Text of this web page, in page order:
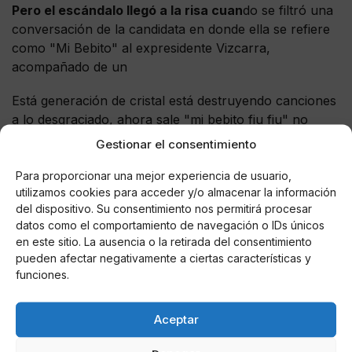
Gestionar el consentimiento
Para proporcionar una mejor experiencia de usuario,
utilizamos cookies para acceder y/o almacenar la información
del dispositivo. Su consentimiento nos permitirá procesar
datos como el comportamiento de navegación o IDs únicos
en este sitio. La ausencia o la retirada del consentimiento
pueden afectar negativamente a ciertas características y
funciones.
Aceptar
Pero el escándalo llegó a la risa cuando se filtró una
conversación de la candidata en donde ella se refiere
como "Mi Bebito" al expresidente Vizcarra,
acompañado de un
Está generación de cristal está destruyendo canciones
a lo desgraciado, ahora sale "mi bebito fiu fiu" no
pude escuchar mas de 15 segundos ése pedazo de
Nunca los perdones Dido!!!
pic.twitter.com/u3FZzCwdB9
— Macario Díaz ???? (@MacarioDiaz_)July 5, 2022
"Fiu,Fiu" cuando el político le compartió su selfie.
TikTok, "Mi bebito fiu fiu".